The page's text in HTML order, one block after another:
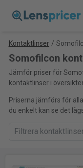
Kontaktlinser /
Somofilcon
Jämför priser för
kontaktlinser i
Priserna jämförs för
du enkelt kan se det